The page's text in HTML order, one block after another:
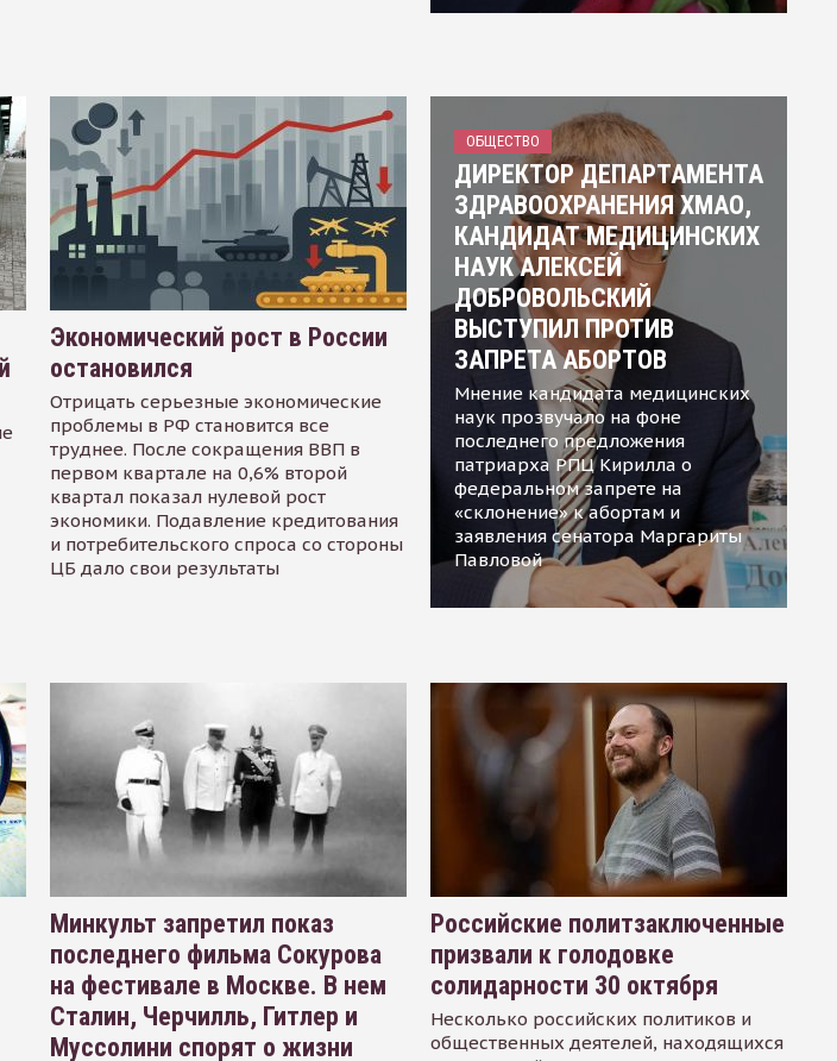
Экономический рост в России
остановился
Отрицать серьезные экономические
проблемы в РФ становится все
труднее. После сокращения ВВП в
первом квартале на 0,6% второй
квартал показал нулевой рост
экономики. Подавление кредитования
и потребительского спроса со стороны
ЦБ дало свои результаты
ОБЩЕСТВО
ДИРЕКТОР ДЕПАРТАМЕНТА
ЗДРАВООХРАНЕНИЯ ХМАО,
КАНДИДАТ МЕДИЦИНСКИХ
НАУК АЛЕКСЕЙ
ДОБРОВОЛЬСКИЙ
ВЫСТУПИЛ ПРОТИВ
ЗАПРЕТА АБОРТОВ
Мнение кандидата медицинских
наук прозвучало на фоне
последнего предложения
патриарха РПЦ Кирилла о
федеральном запрете на
«склонение» к абортам и
заявления сенатора Маргариты
Павловой
Минкульт запретил показ
последнего фильма Сокурова
на фестивале в Москве. В нем
Сталин, Черчилль, Гитлер и
Муссолини спорят о жизни
Российские политзаключенные
призвали к голодовке
солидарности 30 октября
Несколько российских политиков и
общественных деятелей, находящихся